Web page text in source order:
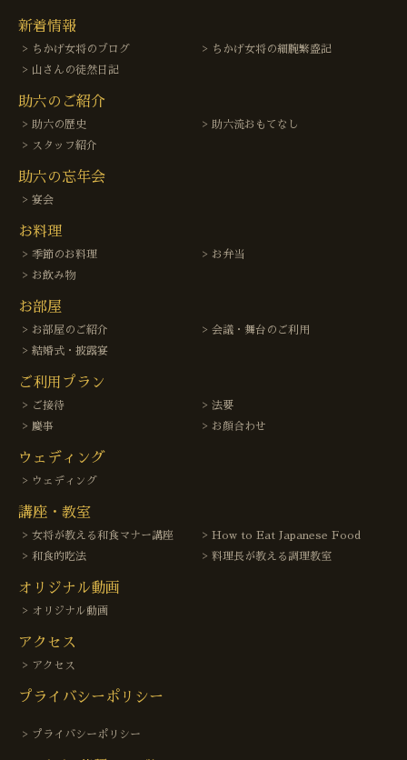
新着情報
ちかげ女将のブログ
ちかげ女将の細腕繁盛記
山さんの徒然日記
助六のご紹介
助六の歴史
助六流おもてなし
スタッフ紹介
助六の忘年会
宴会
お料理
季節のお料理
お弁当
お飲み物
お部屋
お部屋のご紹介
会議・舞台のご利用
結婚式・披露宴
ご利用プラン
ご接待
法要
慶事
お顔合わせ
ウェディング
ウェディング
講座・教室
女将が教える和食マナー講座
How to Eat Japanese Food
和食的吃法
料理長が教える調理教室
オリジナル動画
オリジナル動画
アクセス
アクセス
プライバシーポリシー
プライバシーポリシー